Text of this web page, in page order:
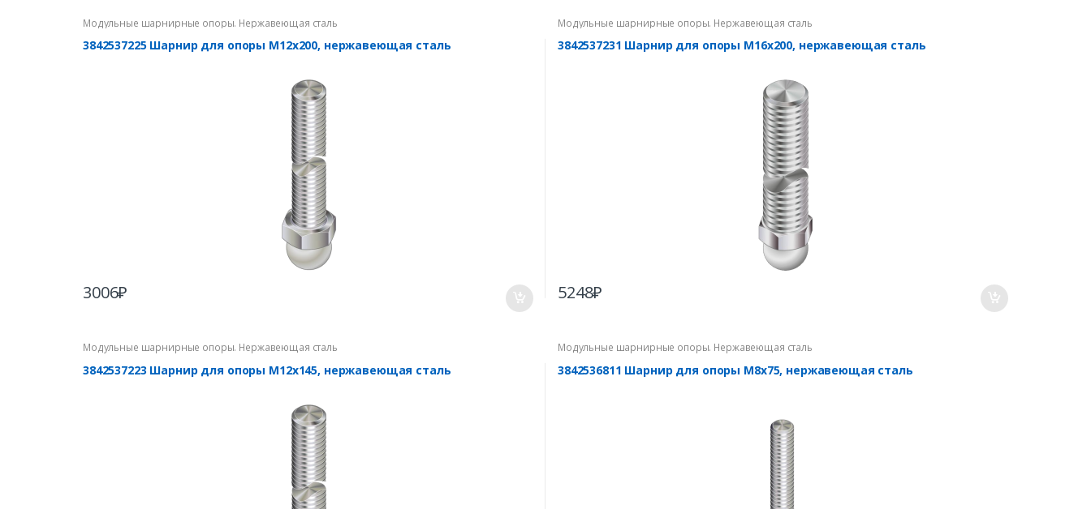
Модульные шарнирные опоры. Нержавеющая сталь
3842537225 Шарнир для опоры М12х200, нержавеющая сталь
3006₽
Модульные шарнирные опоры. Нержавеющая сталь
3842537231 Шарнир для опоры М16х200, нержавеющая сталь
5248₽
Модульные шарнирные опоры. Нержавеющая сталь
3842537223 Шарнир для опоры М12х145, нержавеющая сталь
Модульные шарнирные опоры. Нержавеющая сталь
3842536811 Шарнир для опоры М8х75, нержавеющая сталь